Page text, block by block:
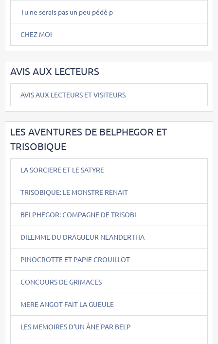
Tu ne serais pas un peu pédé p
CHEZ MOI
AVIS AUX LECTEURS
AVIS AUX LECTEURS ET VISITEURS
LES AVENTURES DE BELPHEGOR ET
TRISOBIQUE
LA SORCIERE ET LE SATYRE
TRISOBIQUE: LE MONSTRE RENAIT
BELPHEGOR: COMPAGNE DE TRISOBI
DILEMME DU DRAGUEUR NEANDERTHA
PINOCROTTE ET PAPIE CROUILLOT
CONCOURS DE GRIMACES
MERE ANGOT FAIT LA GUEULE
LES MEMOIRES D'UN ÂNE PAR BELP